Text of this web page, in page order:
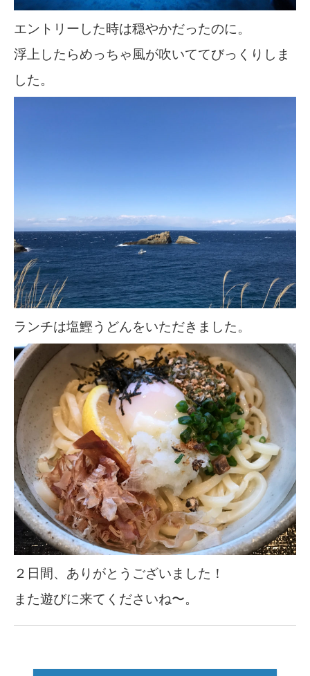
エントリーした時は穏やかだったのに。
浮上したらめっちゃ風が吹いててびっくりしま
した。
ランチは塩鰹うどんをいただきました。
２日間、ありがとうございました！
また遊びに来てくださいね〜。